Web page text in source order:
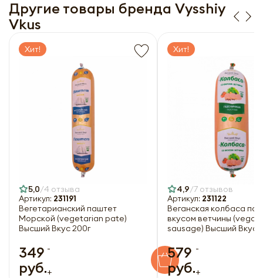
Другие товары бренда Vysshiy
Vkus
Хит!
5,0 4 отзыва
Артикул: 231191
Вегетарианский паштет
Морской (vegetarian pate)
Высший Вкус 200г
349
руб.
-
+
Хит!
4,9 7 отзывов
Артикул: 231122
Веганская колбаса
вкусом ветчины (vegan
sausage) Высший Вкус
579
руб.
-
+
Заполняя форму я даю свое согласие на email
рассылку
Отправить